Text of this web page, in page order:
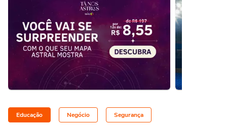
Educação Negócio Segurança